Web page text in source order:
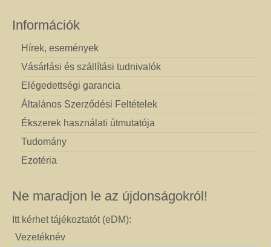
Információk
Hírek, események
Vásárlási és szállítási tudnivalók
Elégedettségi garancia
Általános Szerződési Feltételek
Ékszerek használati útmutatója
Tudomány
Ezotéria
Ne maradjon le az újdonságokról!
Itt kérhet tájékoztatót (eDM):
Vezetéknév